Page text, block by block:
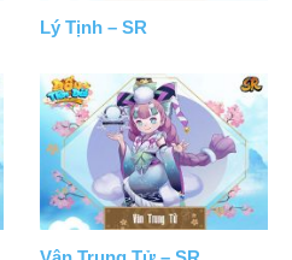
Lý Tịnh – SR